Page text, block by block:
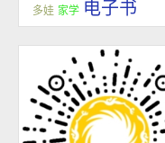
多娃 家学 电子书